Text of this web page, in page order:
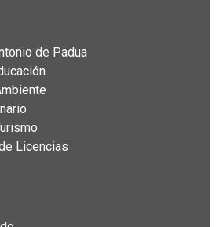
de Padua
Licencias